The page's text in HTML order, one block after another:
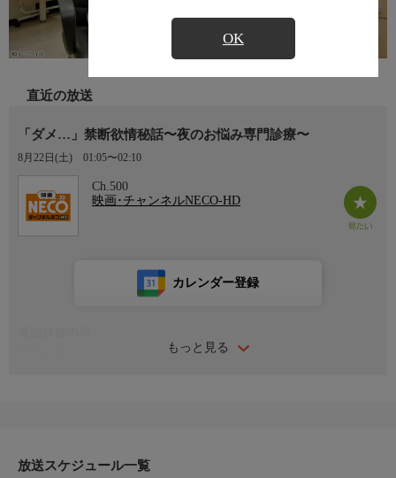
OK
直近の放送
「ダメ…」禁断欲情秘話〜夜のお悩み専門診療〜
8月22日(土) 01:05〜02:10
Ch.500
映画･チャンネルNECO-HD
もっと見る
カレンダー登録
た…。（『夜のお悩み専門診療』）
放送スケジュール一覧